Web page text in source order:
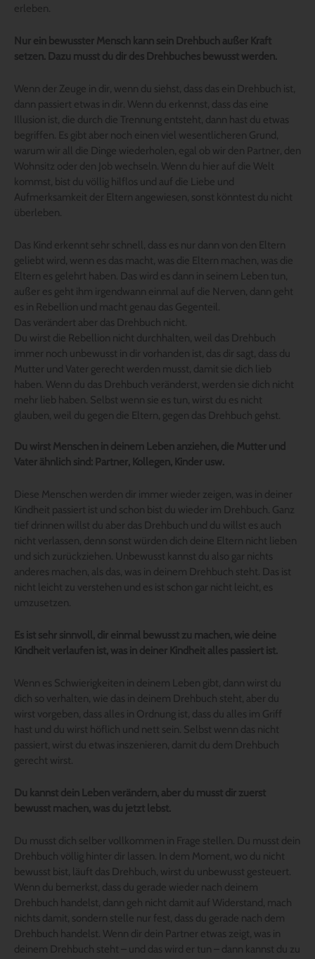
erleben.
Nur ein bewusster Mensch kann sein Drehbuch außer Kraft
setzen. Dazu musst du dir des Drehbuches bewusst werden.
Wenn der Zeuge in dir, wenn du siehst, dass das ein Drehbuch ist,
dann passiert etwas in dir. Wenn du erkennst, dass das eine
Illusion ist, die durch die Trennung entsteht, dann hast du etwas
begriffen. Es gibt aber noch einen viel wesentlicheren Grund,
warum wir all die Dinge wiederholen, egal ob wir den Partner, den
Wohnsitz oder den Job wechseln. Wenn du hier auf die Welt
kommst, bist du völlig hilflos und auf die Liebe und
Aufmerksamkeit der Eltern angewiesen, sonst könntest du nicht
überleben.
Das Kind erkennt sehr schnell, dass es nur dann von den Eltern
geliebt wird, wenn es das macht, was die Eltern machen, was die
Eltern es gelehrt haben. Das wird es dann in seinem Leben tun,
außer es geht ihm irgendwann einmal auf die Nerven, dann geht
es in Rebellion und macht genau das Gegenteil.
Das verändert aber das Drehbuch nicht.
Du wirst die Rebellion nicht durchhalten, weil das Drehbuch
immer noch unbewusst in dir vorhanden ist, das dir sagt, dass du
Mutter und Vater gerecht werden musst, damit sie dich lieb
haben. Wenn du das Drehbuch veränderst, werden sie dich nicht
mehr lieb haben. Selbst wenn sie es tun, wirst du es nicht
glauben, weil du gegen die Eltern, gegen das Drehbuch gehst.
Du wirst Menschen in deinem Leben anziehen, die Mutter und
Vater ähnlich sind: Partner, Kollegen, Kinder usw.
Diese Menschen werden dir immer wieder zeigen, was in deiner
Kindheit passiert ist und schon bist du wieder im Drehbuch. Ganz
tief drinnen willst du aber das Drehbuch und du willst es auch
nicht verlassen, denn sonst würden dich deine Eltern nicht lieben
und sich zurückziehen. Unbewusst kannst du also gar nichts
anderes machen, als das, was in deinem Drehbuch steht. Das ist
nicht leicht zu verstehen und es ist schon gar nicht leicht, es
umzusetzen.
Es ist sehr sinnvoll, dir einmal bewusst zu machen, wie deine
Kindheit verlaufen ist, was in deiner Kindheit alles passiert ist.
Wenn es Schwierigkeiten in deinem Leben gibt, dann wirst du
dich so verhalten, wie das in deinem Drehbuch steht, aber du
wirst vorgeben, dass alles in Ordnung ist, dass du alles im Griff
hast und du wirst höflich und nett sein. Selbst wenn das nicht
passiert, wirst du etwas inszenieren, damit du dem Drehbuch
gerecht wirst.
Du kannst dein Leben verändern, aber du musst dir zuerst
bewusst machen, was du jetzt lebst.
Du musst dich selber vollkommen in Frage stellen. Du musst dein
Drehbuch völlig hinter dir lassen. In dem Moment, wo du nicht
bewusst bist, läuft das Drehbuch, wirst du unbewusst gesteuert.
Wenn du bemerkst, dass du gerade wieder nach deinem
Drehbuch handelst, dann geh nicht damit auf Widerstand, mach
nichts damit, sondern stelle nur fest, dass du gerade nach dem
Drehbuch handelst. Wenn dir dein Partner etwas zeigt, was in
deinem Drehbuch steht – und das wird er tun – dann kannst du zu